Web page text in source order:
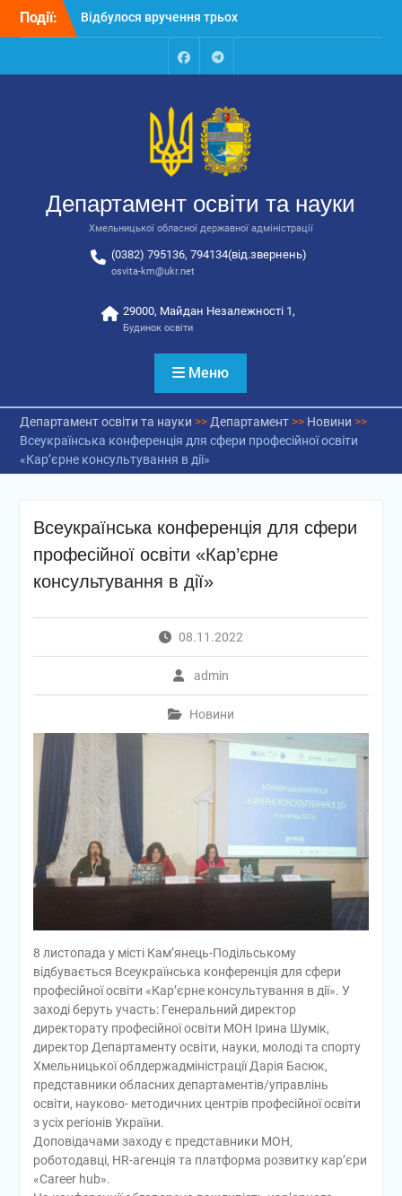
Перейти
Події:
автобусів для потреб
Відбулося засідання
державної адміністрації
Відбулась обласна
відповідальних за
виховання
FacebookTalegram
Департамент освіти та науки
Хмельницької обласної державної адміністрації
(0382) 795136, 794134(від.звернень)
osvita-km@ukr.net
29000, Майдан Незалежності 1,
Будинок освіти
Меню
Департамент освіти та науки >> Департамент>> Новини >>
Всеукраїнська конференція для сфери професійної освіти
«Кар’єрне консультування в дії»
Всеукраїнська конференція для сфери
професійної освіти «Кар’єрне
консультування в дії»
08.11.2022
admin
Новини
8 листопада у місті Кам’янець-Подільському
відбувається Всеукраїнська конференція для сфери
професійної освіти «Кар’єрне консультування в дії». У
заході беруть участь: Генеральний директор
директорату професійної освіти МОН Ірина Шумік,
директор Департаменту освіти, науки, молоді та спорту
Хмельницької облдержадміністрації Дарія Басюк,
представники обласних департаментів/управлінь
освіти, науково- методичних центрів професійної освіти
з усіх регіонів України.
Доповідачами заходу є представники МОН,
роботодавці, HR-агенція та платформа розвитку кар’єри
«Career hub».